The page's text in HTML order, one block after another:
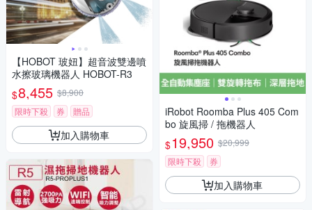
【HOBOT 玻妞】超音波雙邊噴
水擦玻璃機器人 HOBOT-R3
$8,455 $8,900
限時下殺
券 贈品
加入購物車
iRobot Roomba Plus 405 Com
bo 旋風掃 / 拖機器人
$19,950 $20,999
限時下殺
券
加入購物車